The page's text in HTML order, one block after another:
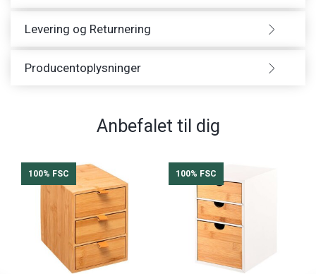
Levering og Returnering
Producentoplysninger
Anbefalet til dig
100% FSC 100% FSC